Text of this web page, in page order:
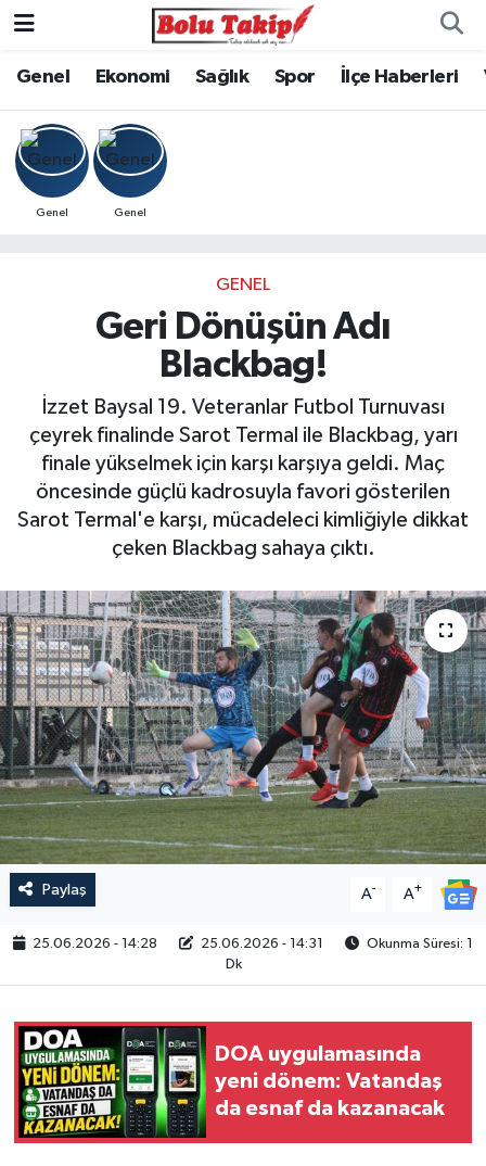
Genel Ekonomi Sağlık Spor İlçe Haberleri
Genel Genel
GENEL
Geri Dönüşün Adı
Blackbag!
İzzet Baysal 19. Veteranlar Futbol Turnuvası
çeyrek finalinde Sarot Termal ile Blackbag, yarı
finale yükselmek için karşı karşıya geldi. Maç
öncesinde güçlü kadrosuyla favori gösterilen
Sarot Termal'e karşı, mücadeleci kimliğiyle dikkat
çeken Blackbag sahaya çıktı.
Paylaş A- A+
25.06.2026 - 14:28 25.06.2026 - 14:31
Okunma Süresi: 1
Dk
DOA uygulamasında
yeni dönem: Vatandaş
da esnaf da kazanacak